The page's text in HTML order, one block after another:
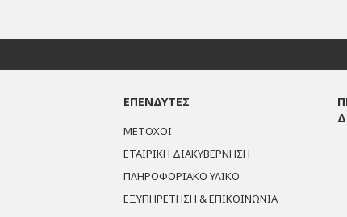
ΕΠΕΝΔΥΤΕΣ
ΜΕΤΟΧΟΙ
ΕΤΑΙΡΙΚΗ ΔΙΑΚΥΒΕΡΝΗΣΗ
ΠΛΗΡΟΦΟΡΙΑΚΟ ΥΛΙΚΟ
ΕΞΥΠΗΡΕΤΗΣΗ & ΕΠΙΚΟΙΝΩΝΙΑ